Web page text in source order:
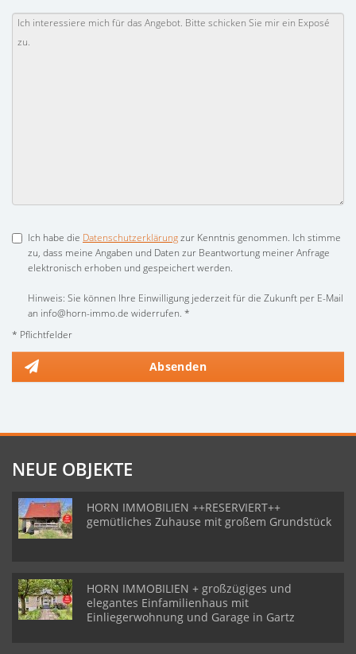
Ich habe die Datenschutzerklärungzur Kenntnis genommen. Ich stimme
zu, dass meine Angaben und Daten zur Beantwortung meiner Anfrage
elektronisch erhoben und gespeichert werden.
Hinweis: Sie können Ihre Einwilligung jederzeit für die Zukunft per E-Mail
an info@horn-immo.de widerrufen. *
* Pflichtfelder
Absenden
NEUE OBJEKTE
HORN IMMOBILIEN ++RESERVIERT++
gemütliches Zuhause mit großem Grundstück
HORN IMMOBILIEN + großzügiges und
elegantes Einfamilienhaus mit
Einliegerwohnung und Garage in Gartz